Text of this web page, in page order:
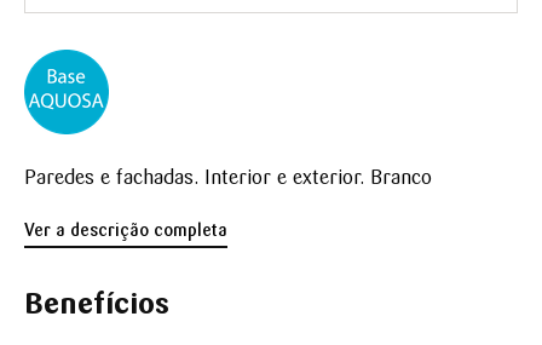
Paredes e fachadas. Interior e exterior. Branco
Ver a descrição completa
Benefícios